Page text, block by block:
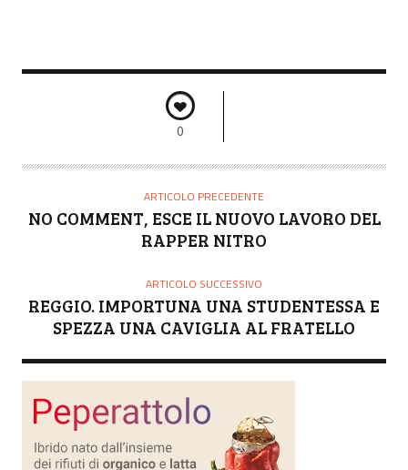
0
ARTICOLO PRECEDENTE
NO COMMENT, ESCE IL NUOVO LAVORO DEL
RAPPER NITRO
ARTICOLO SUCCESSIVO
REGGIO. IMPORTUNA UNA STUDENTESSA E
SPEZZA UNA CAVIGLIA AL FRATELLO